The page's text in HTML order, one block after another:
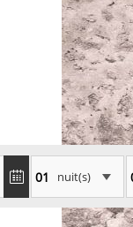
nuit(s)